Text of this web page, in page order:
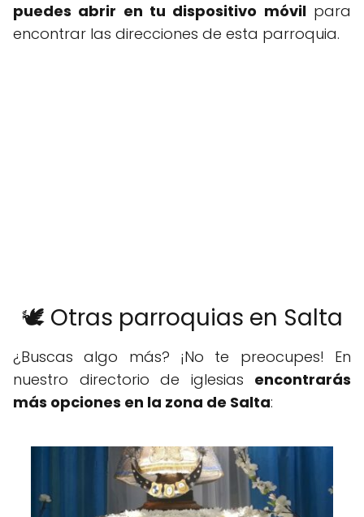
puedes abrir en tu dispositivo móvilpara
encontrar las direcciones de esta parroquia.
🕊️ Otras parroquias en Salta
¿Buscas algo más? ¡No te preocupes! En
nuestro directorio de iglesias encontrarás
más opciones en la zona de Salta: